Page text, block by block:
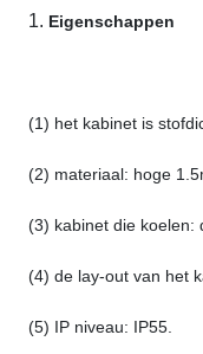
1. Eigenschappen
(1) het kabinet is
(2) materiaal: hoge
(3) kabinet die koelen:
(4) de lay-out van het
(5) IP niveau: IP55.